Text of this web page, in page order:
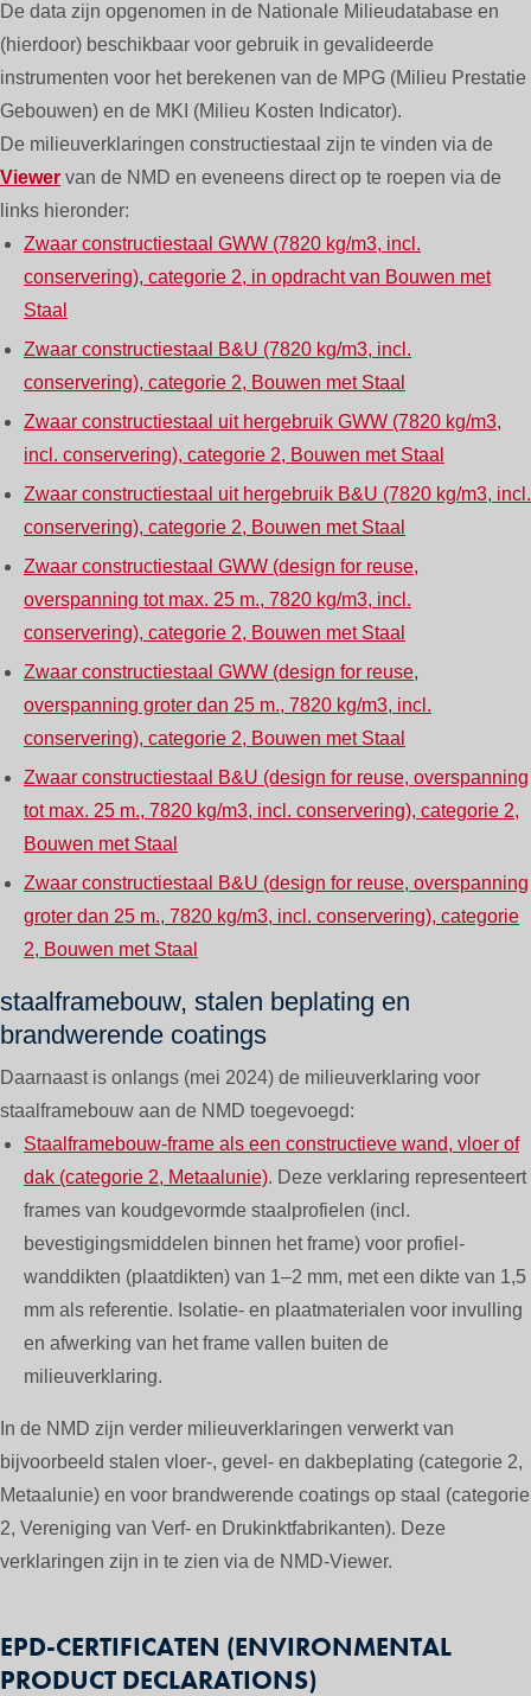
De data zijn opgenomen in de Nationale Milieudatabase en
(hierdoor) beschikbaar voor gebruik in gevalideerde
instrumenten voor het berekenen van de MPG (Milieu Prestatie
Gebouwen) en de MKI (Milieu Kosten Indicator).
De milieuverklaringen constructiestaal zijn te vinden via de
Viewer van de NMD en eveneens direct op te roepen via de
links hieronder:
Zwaar constructiestaal GWW (7820 kg/m3, incl.
conservering), categorie 2, in opdracht van Bouwen met
Staal
Zwaar constructiestaal B&U (7820 kg/m3, incl.
conservering), categorie 2, Bouwen met Staal
Zwaar constructiestaal uit hergebruik GWW (7820 kg/m3,
incl. conservering), categorie 2, Bouwen met Staal
Zwaar constructiestaal uit hergebruik B&U (7820 kg/m3, incl.
conservering), categorie 2, Bouwen met Staal
Zwaar constructiestaal GWW (design for reuse,
overspanning tot max. 25 m., 7820 kg/m3, incl.
conservering), categorie 2, Bouwen met Staal
Zwaar constructiestaal GWW (design for reuse,
overspanning groter dan 25 m., 7820 kg/m3, incl.
conservering), categorie 2, Bouwen met Staal
Zwaar constructiestaal B&U (design for reuse, overspanning
tot max. 25 m., 7820 kg/m3, incl. conservering), categorie 2,
Bouwen met Staal
Zwaar constructiestaal B&U (design for reuse, overspanning
groter dan 25 m., 7820 kg/m3, incl. conservering), categorie
2, Bouwen met Staal
staalframebouw, stalen beplating en
brandwerende coatings
Daarnaast is onlangs (mei 2024) de milieuverklaring voor
staalframebouw aan de NMD toegevoegd:
Staalframebouw-frame als een constructieve wand, vloer of
dak (categorie 2, Metaalunie). Deze verklaring representeert
frames van koudgevormde staalprofielen (incl.
bevestigingsmiddelen binnen het frame) voor profiel-
wanddikten (plaatdikten) van 1–2 mm, met een dikte van 1,5
mm als referentie. Isolatie- en plaatmaterialen voor invulling
en afwerking van het frame vallen buiten de
milieuverklaring.
In de NMD zijn verder milieuverklaringen verwerkt van
bijvoorbeeld stalen vloer-, gevel- en dakbeplating (categorie 2,
Metaalunie) en voor brandwerende coatings op staal (categorie
2, Vereniging van Verf- en Drukinktfabrikanten). Deze
verklaringen zijn in te zien via de NMD-Viewer.
EPD-CERTIFICATEN (ENVIRONMENTAL
PRODUCT DECLARATIONS)